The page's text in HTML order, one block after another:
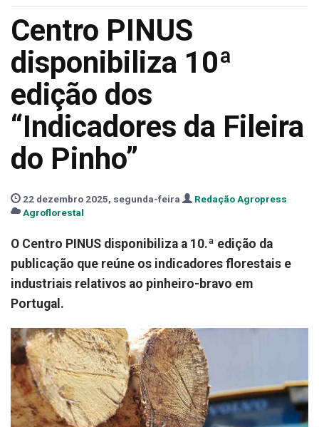
Centro PINUS
disponibiliza 10ª
edição dos
“Indicadores da Fileira
do Pinho”
22 dezembro 2025, segunda-feira
Redação Agropress
Agroflorestal
O Centro PINUS disponibiliza a 10.ª edição da
publicação que reúne os indicadores florestais e
industriais relativos ao pinheiro-bravo em
Portugal.